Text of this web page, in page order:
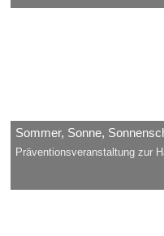
Sommer, Sonne,
Präventionsveranstaltung zur